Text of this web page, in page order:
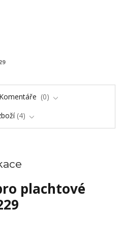
Komentáře
0
4
plachtové